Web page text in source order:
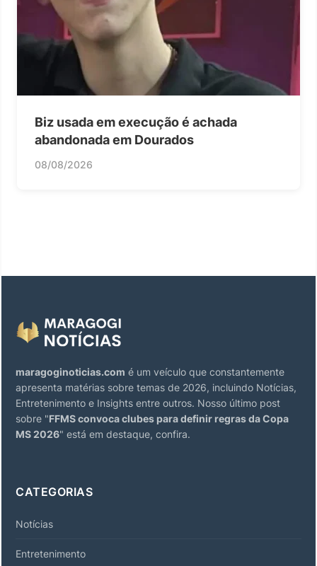
Biz usada em execução é achada
abandonada em Dourados
08/08/2026
maragoginoticias.com é um veículo que constantemente
apresenta matérias sobre temas de 2026, incluindo Notícias,
Entretenimento e Insights entre outros. Nosso último post
sobre "FFMS convoca clubes para definir regras da Copa
MS 2026" está em destaque, confira.
CATEGORIAS
Notícias
Entretenimento